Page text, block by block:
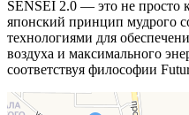
SENSEI 2.0 — это не просто
японский принцип мудрого
технологиями для
воздуха и максимального
соответствуя философии